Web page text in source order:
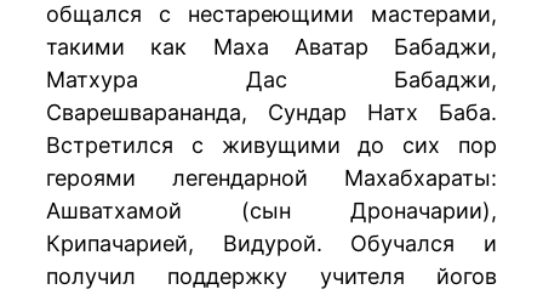
общался с нестареющими мастерами,
такими как Маха Аватар Бабаджи,
Матхура Дас Бабаджи,
Сварешварананда, Сундар Натх Баба.
Встретился с живущими до сих пор
героями легендарной Махабхараты:
Ашватхамой (сын Дроначарии),
Крипачарией, Видурой. Обучался и
получил поддержку учителя йогов